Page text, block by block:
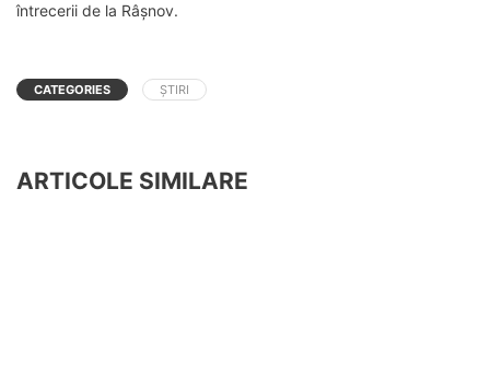
întrecerii de la Râșnov.
CATEGORIES ȘTIRI
ARTICOLE SIMILARE